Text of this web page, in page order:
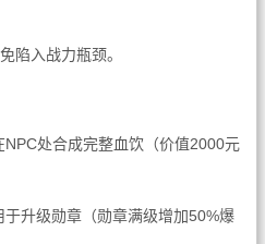
陷入战力瓶颈。
处合成完整血饮（价值2000元
升级勋章（勋章满级增加50%爆